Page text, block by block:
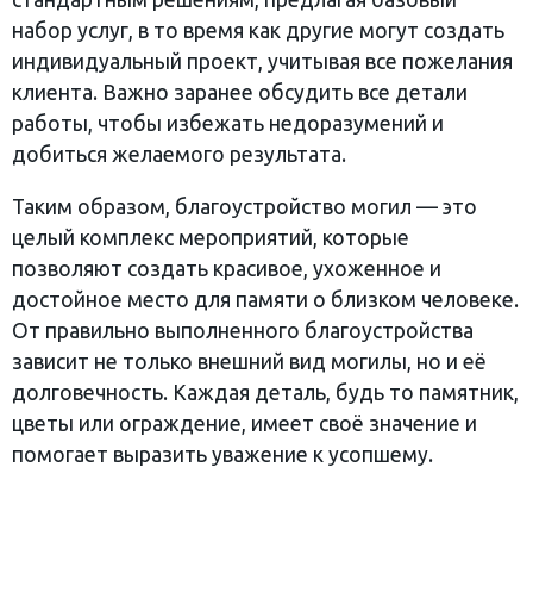
набор услуг, в то время как другие могут создать
индивидуальный проект, учитывая все пожелания
клиента. Важно заранее обсудить все детали
работы, чтобы избежать недоразумений и
добиться желаемого результата.
Таким образом, благоустройство могил — это
целый комплекс мероприятий, которые
позволяют создать красивое, ухоженное и
достойное место для памяти о близком человеке.
От правильно выполненного благоустройства
зависит не только внешний вид могилы, но и её
долговечность. Каждая деталь, будь то памятник,
цветы или ограждение, имеет своё значение и
помогает выразить уважение к усопшему.